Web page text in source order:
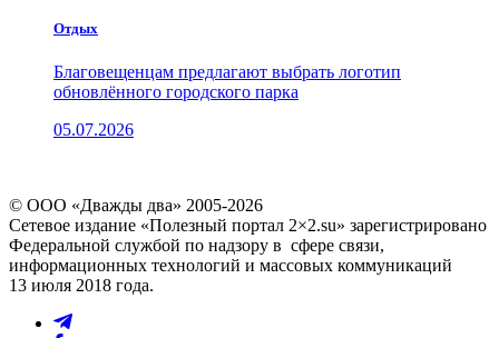
Отдых
Благовещенцам предлагают выбрать логотип
обновлённого городского парка
05.07.2026
© ООО «Дважды два» 2005-2026
Сетевое издание «Полезный портал 2×2.su» зарегистрировано
Федеральной службой по надзору в сфере связи,
информационных технологий и массовых коммуникаций
13 июля 2018 года.